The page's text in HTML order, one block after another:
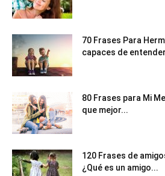
70 Frases Para
capaces de
80 Frases para Mi
que mejor...
120 Frases de
¿Qué es un amigo...